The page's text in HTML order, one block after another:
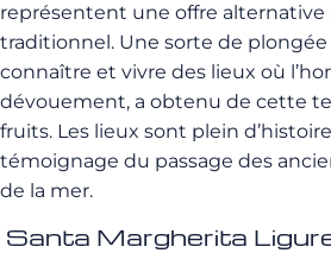
représentent une offre alternative
traditionnel. Une sorte de
connaître et vivre des lieux où
dévouement, a obtenu de cette
fruits. Les lieux sont plein
témoignage du passage des
de la mer.
Santa Margherita